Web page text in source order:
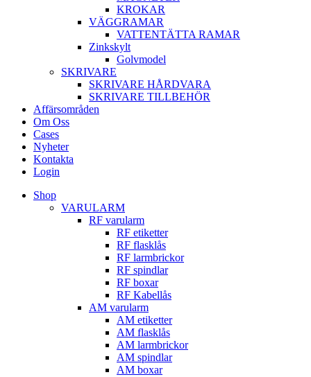
KROKAR
VÄGGRAMAR
VATTENTÄTTA RAMAR
Zinkskylt
Golvmodel
SKRIVARE
SKRIVARE HÅRDVARA
SKRIVARE TILLBEHÖR
Affärsområden
Om Oss
Cases
Nyheter
Kontakta
Login
Shop
VARULARM
RF varularm
RF etiketter
RF flasklås
RF larmbrickor
RF spindlar
RF boxar
RF Kabellås
AM varularm
AM etiketter
AM flasklås
AM larmbrickor
AM spindlar
AM boxar